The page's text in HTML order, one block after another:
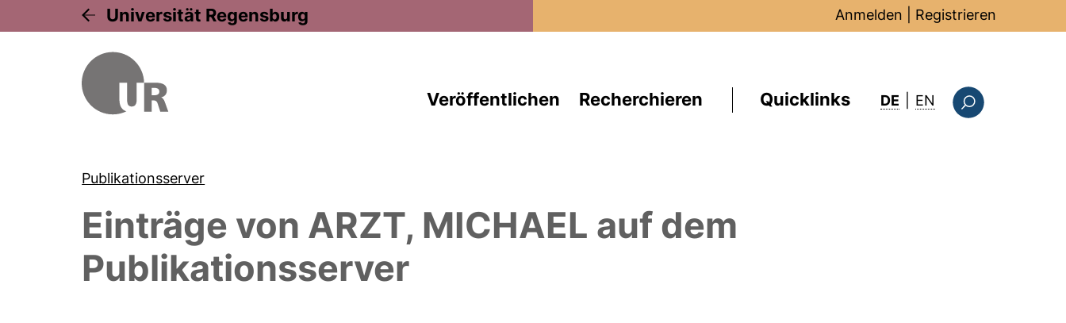
Universität Regensburg Anmelden Registrieren
Veröffentlichen Recherchieren Quicklinks DE EN : this page in
Publikationsserver
Einträge von ARZT, MICHAEL auf dem
Publikationsserver